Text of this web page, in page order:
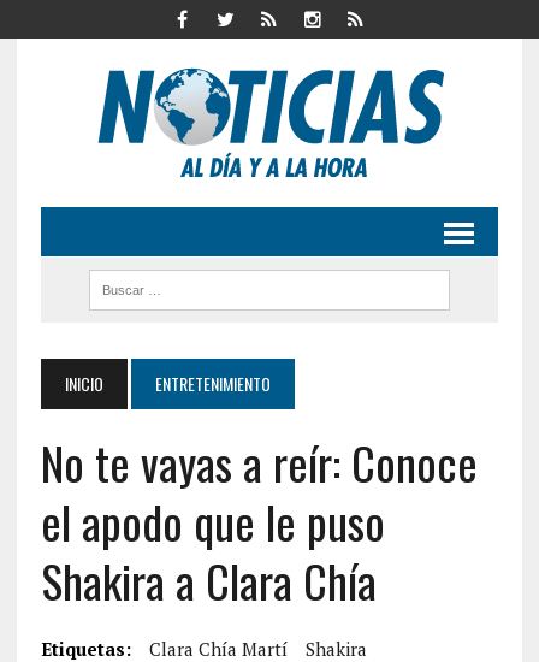
INICIO ENTRETENIMIENTO
No te vayas a reír: Conoce
el apodo que le puso
Shakira a Clara Chía
Etiquetas: Clara Chía Martí Shakira